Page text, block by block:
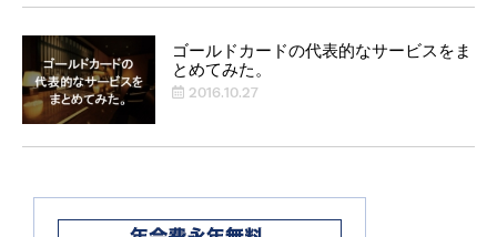
ゴールドカードの代表的なサービスをま
とめてみた。
2016.10.27